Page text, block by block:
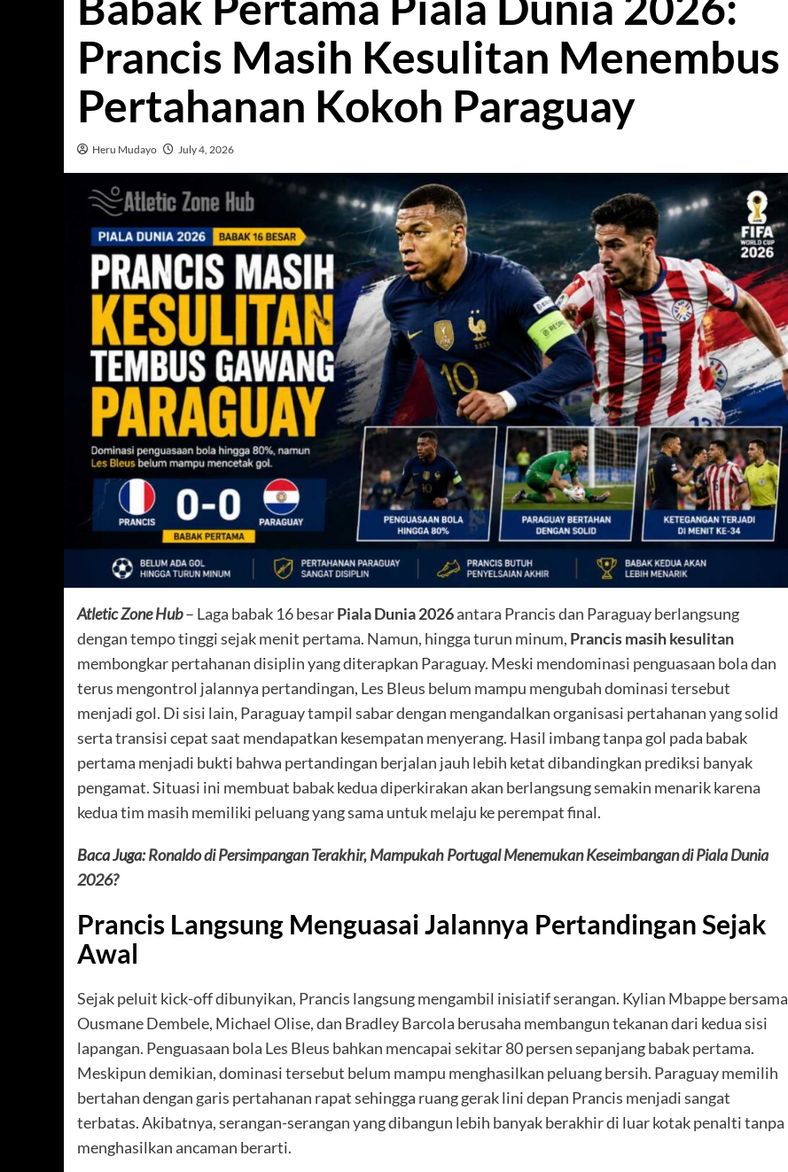
Prancis Masih Kesulitan Menembus
Pertahanan Kokoh Paraguay
Heru Mudayo July 4, 2026
Atletic Zone Hub– Laga babak 16 besarPiala Dunia 2026antara Prancis dan Paraguay berlangsung
dengan tempo tinggi sejak menit pertama. Namun, hingga turun minum, Prancis masih kesulitan
membongkar pertahanan disiplin yang diterapkan Paraguay. Meski mendominasi penguasaan bola dan
terus mengontrol jalannya pertandingan, Les Bleus belum mampu mengubah dominasi tersebut
menjadi gol. Di sisi lain, Paraguay tampil sabar dengan mengandalkan organisasi pertahanan yang solid
serta transisi cepat saat mendapatkan kesempatan menyerang. Hasil imbang tanpa gol pada babak
pertama menjadi bukti bahwa pertandingan berjalan jauh lebih ketat dibandingkan prediksi banyak
pengamat. Situasi ini membuat babak kedua diperkirakan akan berlangsung semakin menarik karena
kedua tim masih memiliki peluang yang sama untuk melaju ke perempat final.
Baca Juga:Ronaldo di Persimpangan Terakhir, Mampukah Portugal Menemukan Keseimbangan di Piala Dunia
2026?
Prancis Langsung Menguasai Jalannya Pertandingan Sejak
Awal
Sejak peluit kick-off dibunyikan, Prancis langsung mengambil inisiatif serangan. Kylian Mbappe bersama
Ousmane Dembele, Michael Olise, dan Bradley Barcola berusaha membangun tekanan dari kedua sisi
lapangan. Penguasaan bola Les Bleus bahkan mencapai sekitar 80 persen sepanjang babak pertama.
Meskipun demikian, dominasi tersebut belum mampu menghasilkan peluang bersih. Paraguay memilih
bertahan dengan garis pertahanan rapat sehingga ruang gerak lini depan Prancis menjadi sangat
terbatas. Akibatnya, serangan-serangan yang dibangun lebih banyak berakhir di luar kotak penalti tanpa
menghasilkan ancaman berarti.